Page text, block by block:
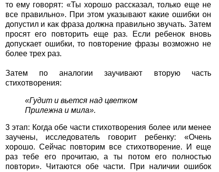
то ему говорят: «Ты хорошо рассказал, только еще не
все правильно». При этом указывают какие ошибки он
допустил и как фраза должна правильно звучать. Затем
просят его повторить еще раз. Если ребенок вновь
допускает ошибки, то повторение фразы возможно не
более трех раз.
Затем по аналогии заучивают вторую часть
стихотворения:
«Гудит и вьется над цветком
Прилежна и мила».
3 этап: Когда обе части стихотворения более или менее
заучены, исследователь говорит ребенку: «Очень
хорошо. Сейчас повторим все стихотворение. И еще
раз тебе его прочитаю, а ты потом его полностью
повтори». Читаются обе части. При наличии ошибок